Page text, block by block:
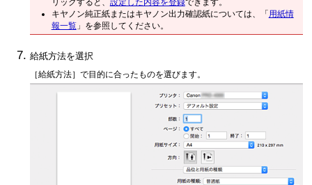
キヤノン純正紙またはキヤノン出力確認紙については、「用紙情
報一覧」を参照してください。
給紙方法を選択
［給紙方法］で目的に合ったものを選びます。